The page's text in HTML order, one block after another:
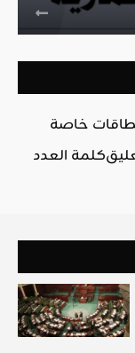
خاصة
كلمة العدد